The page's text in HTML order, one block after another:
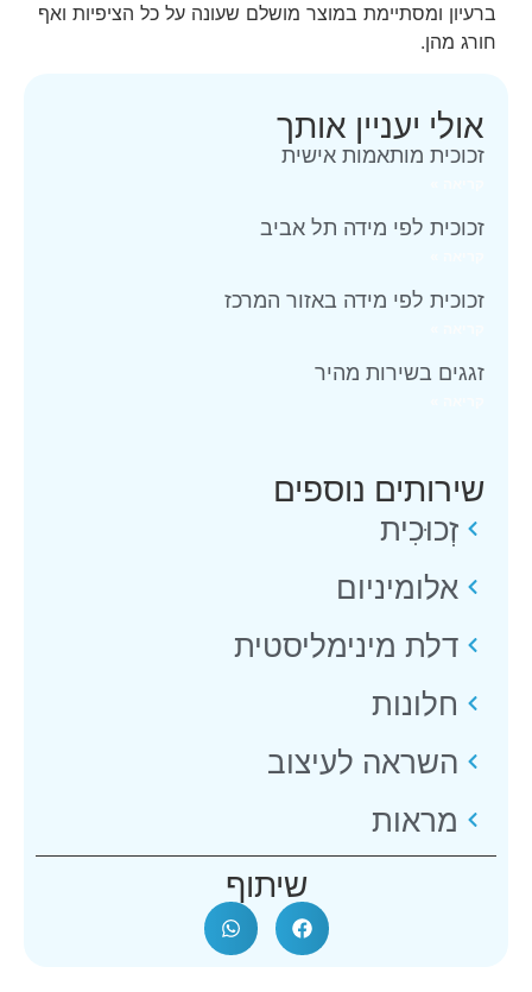
ברעיון ומסתיימת במוצר מושלם שעונה על כל הציפיות ואף
חורג מהן.
אולי יעניין אותך
זכוכית מותאמות אישית
זכוכית לפי מידה תל אביב
זכוכית לפי מידה באזור המרכז
זגגים בשירות מהיר
שירותים נוספים
זְכוּכִית
אלומיניום
דלת מינימליסטית
חלונות
השראה לעיצוב
מראות
שיתוף